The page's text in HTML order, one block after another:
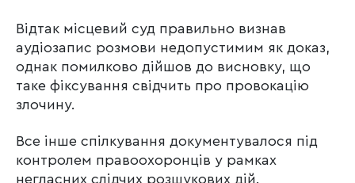
Відтак місцевий суд правильно визнав
аудіозапис розмови недопустимим як доказ,
однак помилково дійшов до висновку, що
таке фіксування свідчить про провокацію
злочину.
Все інше спілкування документувалося під
контролем правоохоронців у рамках
негласних слідчих розшукових дій.